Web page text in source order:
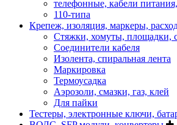
телефонные, кабели
110-типа
Крепеж, изоляция, маркеры,
Стяжки, хомуты, площадки,
Соединители кабеля
Изолента, спиральная лента
Маркировка
Термоусадка
Аэрозоли, смазки, газ, клей
Для пайки
Тестеры, электронные ключи,